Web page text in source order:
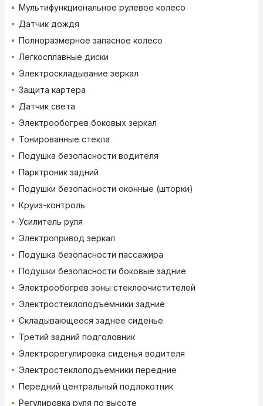
Мультифункциональное рулевое колесо
Датчик дождя
Полноразмерное запасное колесо
Легкосплавные диски
Электроскладывание зеркал
Защита картера
Датчик света
Электрообогрев боковых зеркал
Тонированные стекла
Подушка безопасности водителя
Парктроник задний
Подушки безопасности оконные (шторки)
Круиз-контроль
Усилитель руля
Электропривод зеркал
Подушка безопасности пассажира
Подушки безопасности боковые задние
Электрообогрев зоны стеклоочистителей
Электростеклоподъемники задние
Складывающееся заднее сиденье
Третий задний подголовник
Электрорегулировка сиденья водителя
Электростеклоподъемники передние
Передний центральный подлокотник
Регулировка руля по высоте